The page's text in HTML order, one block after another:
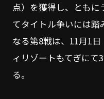
点）を獲得し、ともに
てタイトル争いには踏
なる第8戦は、11月1
ィリゾートもてぎに
る。